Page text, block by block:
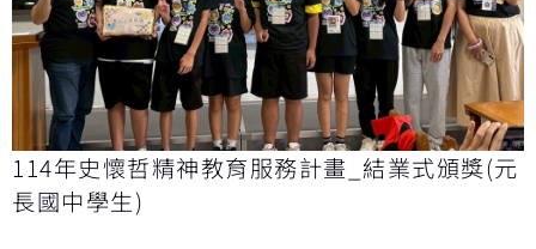
114年史懷哲精神教育服務計畫_結業式頒獎(元
長國中學生)